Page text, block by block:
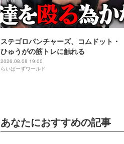
ステゴロパンチャーズ、コムドット・
ひゅうがの筋トレに触れる
2026.08.08 19:00
らいばーずワールド
あなたにおすすめの記事